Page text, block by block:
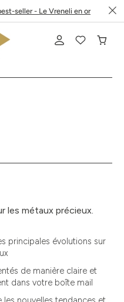
seller - Le Vreneli en or
les métaux précieux.
principales évolutions sur
de manière claire et
dans votre boîte mail